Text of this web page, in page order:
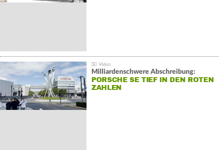
Milliardenschwere Abschreibung:
PORSCHE SE TIEF IN DEN ROTEN
ZAHLEN